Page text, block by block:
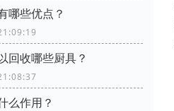
哪些优点？
回收哪些厨具？
么作用？